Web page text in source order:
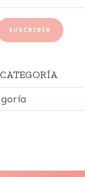
SUSCRIBIR